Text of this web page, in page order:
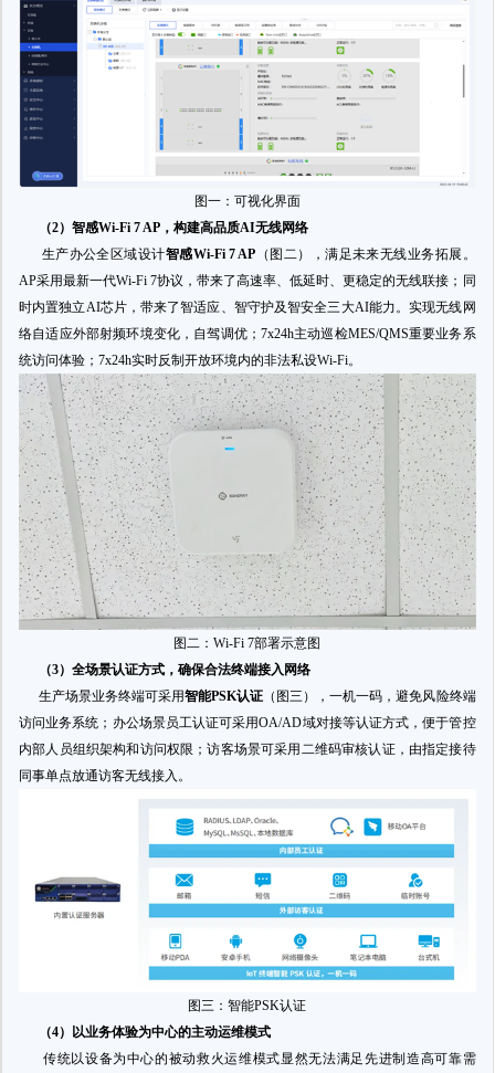
图一：可视化界面
（2）智感Wi-Fi 7 AP，构建高品质AI无线网络
生产办公全区域设计智感Wi-Fi 7 AP （图二），满足未来无线业务拓展。
AP采用最新一代Wi-Fi 7协议，带来了高速率、低延时、更稳定的无线联接；同
时内置独立AI芯片，带来了智适应、智守护及智安全三大AI能力。实现无线网
络自适应外部射频环境变化，自驾调优；7x24h主动巡检MES/QMS重要业务系
统访问体验；7x24h实时反制开放环境内的非法私设Wi-Fi。
图二：Wi-Fi 7部署示意图
（3）全场景认证方式，确保合法终端接入网络
生产场景业务终端可采用智能PSK认证 （图三），一机一码，避免风险终端
访问业务系统；办公场景员工认证可采用OA/AD域对接等认证方式，便于管控
内部人员组织架构和访问权限；访客场景可采用二维码审核认证，由指定接待
同事单点放通访客无线接入。
图三：智能PSK认证
（4）以业务体验为中心的主动运维模式
传统以设备为中心的被动救火运维模式显然无法满足先进制造高可靠需